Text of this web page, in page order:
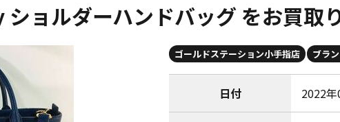
ョルダーハンドバッグ をお買取
ゴールドステーション小手指店 ブラ
日付 2022